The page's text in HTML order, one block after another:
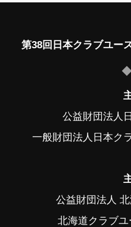
第38回日本クラブユー
公益財団法人
一般財団法人日本ク
公益財団法人
北海道クラブ